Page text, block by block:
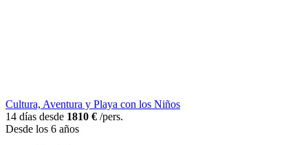
Cultura, Aventura y Playa con los Niños
14 días desde 1810 € /pers.
Desde los 6 años